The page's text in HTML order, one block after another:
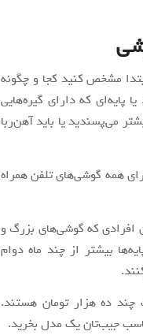
مشخص کنید کجا و چگونه
پایه‌ای که دارای گیره‌هایی
می‌پسندید یا باید آهن‌ربا
همه گوشی‌های تلفن همراه
افرادی که گوشی‌های بزرگ و
بیشتر از چند ماه دوام
چند ده هزار تومان هستند.
جیب‌تان یک مدل بخرید.